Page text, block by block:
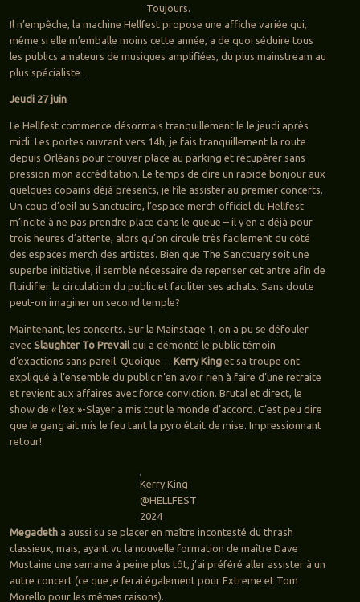
Toujours.
Il n’empêche, la machine Hellfest propose une affiche variée qui,
même si elle m’emballe moins cette année, a de quoi séduire tous
les publics amateurs de musiques amplifiées, du plus mainstream au
plus spécialiste .
Jeudi 27 juin
Le Hellfest commence désormais tranquillement le le jeudi après
midi. Les portes ouvrant vers 14h, je fais tranquillement la route
depuis Orléans pour trouver place au parking et récupérer sans
pression mon accréditation. Le temps de dire un rapide bonjour aux
quelques copains déjà présents, je file assister au premier concerts.
Un coup d’oeil au Sanctuaire, l’espace merch officiel du Hellfest
m’incite à ne pas prendre place dans le queue – il y en a déjà pour
trois heures d’attente, alors qu’on circule très facilement du côté
des espaces merch des artistes. Bien que The Sanctuary soit une
superbe initiative, il semble nécessaire de repenser cet antre afin de
fluidifier la circulation du public et faciliter ses achats. Sans doute
peut-on imaginer un second temple?
Maintenant, les concerts. Sur la Mainstage 1, on a pu se défouler
avec Slaughter To Prevailqui a démonté le public témoin
d’exactions sans pareil. Quoique… Kerry Kinget sa troupe ont
expliqué à l’ensemble du public n’en avoir rien à faire d’une retraite
et revient aux affaires avec force conviction. Brutal et direct, le
show de « l’ex »-Slayer a mis tout le monde d’accord. C’est peu dire
que le gang ait mis le feu tant la pyro était de mise. Impressionnant
retour!
Kerry King
@HELLFEST
2024
Megadetha aussi su se placer en maître incontesté du thrash
classieux, mais, ayant vu la nouvelle formation de maître Dave
Mustaine une semaine à peine plus tôt, j’ai préféré aller assister à un
autre concert (ce que je ferai également pour Extreme et Tom
Morello pour les mêmes raisons).